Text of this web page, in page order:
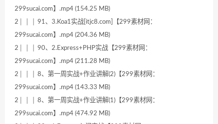
299sucai.com】.mp4 (154.25 MB)
2│ │ │ 91、3.Koa1实战[itjc8.com]【299素材网：
299sucai.com】.mp4 (204.36 MB)
2│ │ │ 90、2.Express+PHP实战【299素材网：
299sucai.com】.mp4 (211.28 MB)
2│ │ │ 8、第一周实战+作业讲解(2)【299素材网：
299sucai.com】.mp4 (143.33 MB)
2│ │ │ 8、第一周实战+作业讲解(1)【299素材网：
299sucai.com】.mp4 (474.92 MB)